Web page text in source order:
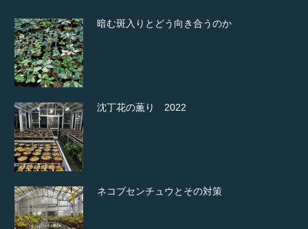
暗む斑入りとどう向き合うのか
沈丁花の薫り 2022
ネコブセンチュウとその対策